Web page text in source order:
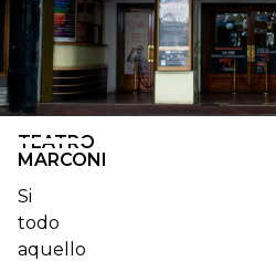
TEATRO
MARCONI
Si
todo
aquello